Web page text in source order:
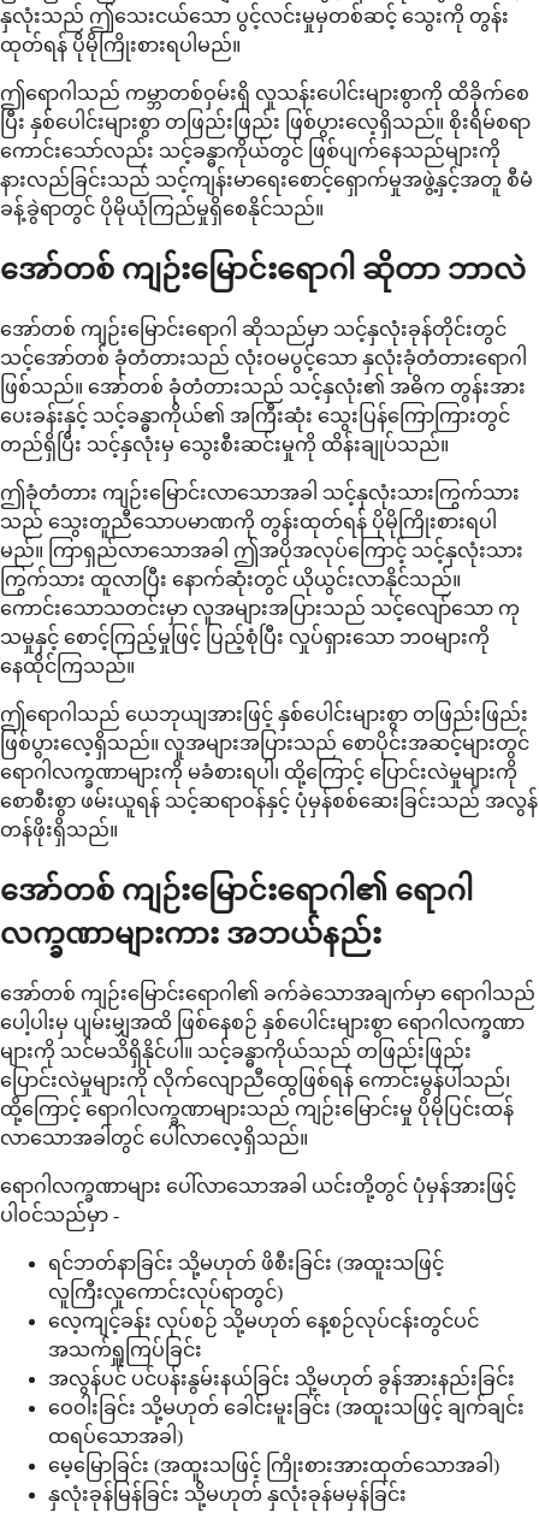
နှလုံးသည် ဤသေးငယ်သော ပွင့်လင်းမှုမှတစ်ဆင့် သွေးကို တွန်း
ထုတ်ရန် ပိုမိုကြိုးစားရပါမည်။
ဤရောဂါသည် ကမ္ဘာတစ်ဝှမ်းရှိ လူသန်းပေါင်းများစွာကို ထိခိုက်စေ
ပြီး နှစ်ပေါင်းများစွာ တဖြည်းဖြည်း ဖြစ်ပွားလေ့ရှိသည်။ စိုးရိမ်စရာ
ကောင်းသော်လည်း သင့်ခန္ဓာကိုယ်တွင် ဖြစ်ပျက်နေသည်များကို
နားလည်ခြင်းသည် သင့်ကျန်းမာရေးစောင့်ရှောက်မှုအဖွဲ့နှင့်အတူ စီမံ
ခန့်ခွဲရာတွင် ပိုမိုယုံကြည်မှုရှိစေနိုင်သည်။
အော်တစ် ကျဉ်းမြောင်းရောဂါ ဆိုတာ ဘာလဲ
အော်တစ် ကျဉ်းမြောင်းရောဂါ ဆိုသည်မှာ သင့်နှလုံးခုန်တိုင်းတွင်
သင့်အော်တစ် ခုံတံတားသည် လုံးဝမပွင့်သော နှလုံးခုံတံတားရောဂါ
ဖြစ်သည်။ အော်တစ် ခုံတံတားသည် သင့်နှလုံး၏ အဓိက တွန်းအား
ပေးခန်းနှင့် သင့်ခန္ဓာကိုယ်၏ အကြီးဆုံး သွေးပြန်ကြောကြားတွင်
တည်ရှိပြီး သင့်နှလုံးမှ သွေးစီးဆင်းမှုကို ထိန်းချုပ်သည်။
ဤခုံတံတား ကျဉ်းမြောင်းလာသောအခါ သင့်နှလုံးသားကြွက်သား
သည် သွေးတူညီသောပမာဏကို တွန်းထုတ်ရန် ပိုမိုကြိုးစားရပါ
မည်။ ကြာရှည်လာသောအခါ ဤအပိုအလုပ်ကြောင့် သင့်နှလုံးသား
ကြွက်သား ထူလာပြီး နောက်ဆုံးတွင် ယိုယွင်းလာနိုင်သည်။
ကောင်းသောသတင်းမှာ လူအများအပြားသည် သင့်လျော်သော ကု
သမှုနှင့် စောင့်ကြည့်မှုဖြင့် ပြည့်စုံပြီး လှုပ်ရှားသော ဘဝများကို
နေထိုင်ကြသည်။
ဤရောဂါသည် ယေဘုယျအားဖြင့် နှစ်ပေါင်းများစွာ တဖြည်းဖြည်း
ဖြစ်ပွားလေ့ရှိသည်။ လူအများအပြားသည် စောပိုင်းအဆင့်များတွင်
ရောဂါလက္ခဏာများကို မခံစားရပါ၊ ထို့ကြောင့် ပြောင်းလဲမှုများကို
စောစီးစွာ ဖမ်းယူရန် သင့်ဆရာဝန်နှင့် ပုံမှန်စစ်ဆေးခြင်းသည် အလွန်
တန်ဖိုးရှိသည်။
အော်တစ် ကျဉ်းမြောင်းရောဂါ၏ ရောဂါ
လက္ခဏာများကား အဘယ်နည်း
အော်တစ် ကျဉ်းမြောင်းရောဂါ၏ ခက်ခဲသောအချက်မှာ ရောဂါသည်
ပေါ့ပါးမှ ပျမ်းမျှအထိ ဖြစ်နေစဉ် နှစ်ပေါင်းများစွာ ရောဂါလက္ခဏာ
များကို သင်မသိရှိနိုင်ပါ။ သင့်ခန္ဓာကိုယ်သည် တဖြည်းဖြည်း
ပြောင်းလဲမှုများကို လိုက်လျောညီထွေဖြစ်ရန် ကောင်းမွန်ပါသည်၊
ထို့ကြောင့် ရောဂါလက္ခဏာများသည် ကျဉ်းမြောင်းမှု ပိုမိုပြင်းထန်
လာသောအခါတွင် ပေါ်လာလေ့ရှိသည်။
ရောဂါလက္ခဏာများ ပေါ်လာသောအခါ ယင်းတို့တွင် ပုံမှန်အားဖြင့်
ပါဝင်သည်မှာ -
ရင်ဘတ်နာခြင်း သို့မဟုတ် ဖိစီးခြင်း (အထူးသဖြင့်
လူကြီးလူကောင်းလုပ်ရာတွင်)
လေ့ကျင့်ခန်း လုပ်စဉ် သို့မဟုတ် နေ့စဉ်လုပ်ငန်းတွင်ပင်
အသက်ရှူကြပ်ခြင်း
အလွန်ပင် ပင်ပန်းနွမ်းနယ်ခြင်း သို့မဟုတ် ခွန်အားနည်းခြင်း
ဝေဝါးခြင်း သို့မဟုတ် ခေါင်းမူးခြင်း (အထူးသဖြင့် ချက်ချင်း
ထရပ်သောအခါ)
မေ့မြောခြင်း (အထူးသဖြင့် ကြိုးစားအားထုတ်သောအခါ)
နှလုံးခုန်မြန်ခြင်း သို့မဟုတ် နှလုံးခုန်မမှန်ခြင်း